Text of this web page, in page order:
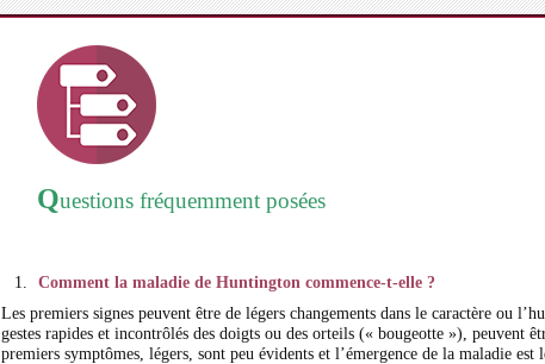
Questions fréquemment posées
Comment la maladie de Huntington commence-t-elle ?
Les premiers signes peuvent être de légers changements dans le caractère ou
gestes rapides et incontrôlés des doigts ou des orteils (« bougeotte »), peuvent
premiers symptômes, légers, sont peu évidents et l’émergence de la maladie est